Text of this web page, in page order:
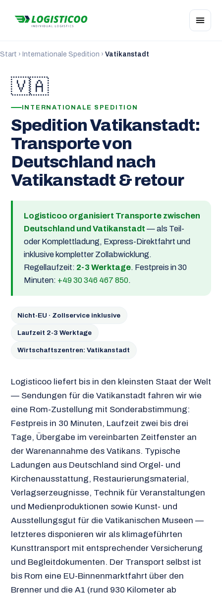
Start › Internationale Spedition › Vatikanstadt
🇻🇦
INTERNATIONALE SPEDITION
Spedition Vatikanstadt:
Transporte von
Deutschland nach
Vatikanstadt & retour
Logisticoo organisiert Transporte zwischen
Deutschland und Vatikanstadt — als Teil-
oder Komplettladung, Express-Direktfahrt und
inklusive kompletter Zollabwicklung.
Regellaufzeit: 2-3 Werktage. Festpreis in 30
Minuten: +49 30 346 467 850.
Nicht-EU · Zollservice inklusive
Laufzeit 2-3 Werktage
Wirtschaftszentren: Vatikanstadt
Logisticoo liefert bis in den kleinsten Staat der Welt
— Sendungen für die Vatikanstadt fahren wir wie
eine Rom-Zustellung mit Sonderabstimmung:
Festpreis in 30 Minuten, Laufzeit zwei bis drei
Tage, Übergabe im vereinbarten Zeitfenster an
der Warenannahme des Vatikans. Typische
Ladungen aus Deutschland sind Orgel- und
Kirchenausstattung, Restaurierungsmaterial,
Verlagserzeugnisse, Technik für Veranstaltungen
und Medienproduktionen sowie Kunst- und
Ausstellungsgut für die Vatikanischen Museen —
letzteres disponieren wir als klimageführten
Kunsttransport mit entsprechender Versicherung
und Begleitdokumenten. Der Transport selbst ist
bis Rom eine EU-Binnenmarktfahrt über den
Brenner und die A1 (rund 930 Kilometer ab